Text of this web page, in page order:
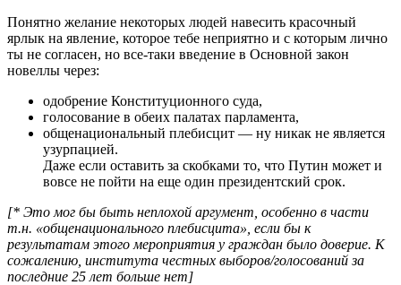
Понятно желание некоторых людей навесить красочный
ярлык на явление, которое тебе неприятно и с которым лично
ты не согласен, но все-таки введение в Основной закон
новеллы через:
одобрение Конституционного суда,
голосование в обеих палатах парламента,
общенациональный плебисцит — ну никак не является
узурпацией.
Даже если оставить за скобками то, что Путин может и
вовсе не пойти на еще один президентский срок.
[* Это мог бы быть неплохой аргумент, особенно в части
т.н. «общенационального плебисцита», если бы к
результатам этого мероприятия у граждан было доверие. К
сожалению, института честных выборов/голосований за
последние 25 лет больше нет]